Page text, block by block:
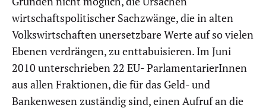
wirtschaftspolitischer Sachzwänge, die in alten
Volkswirtschaften unersetzbare Werte auf so vielen
Ebenen verdrängen, zu enttabuisieren. Im Juni
2010 unterschrieben 22 EU- ParlamentarierInnen
aus allen Fraktionen, die für das Geld- und
Bankenwesen zuständig sind, einen Aufruf an die